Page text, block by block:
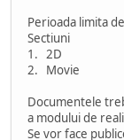
Perioada limita
Sectiuni
1. 2D
2. Movie
Documentele
a modului de
Se vor face